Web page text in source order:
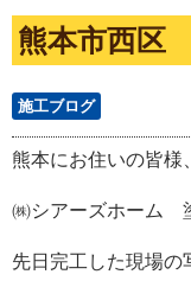
熊本市西区
施工ブログ
熊本にお住いの皆様
㈱シアーズホーム
先日完工した現場の